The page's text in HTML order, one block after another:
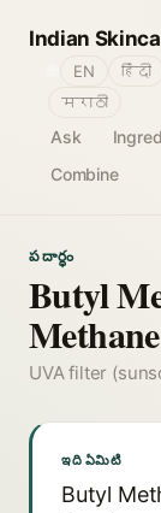
Indian
Ask
Combine
EN हिंदी
मराठी
పదార్థం
Butyl
Methane
UVA filter
ఇది ఏమిటి
Butyl